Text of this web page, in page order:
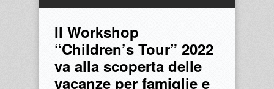
Il Workshop
“Children’s Tour” 2022
va alla scoperta delle
vacanze per famiglie e